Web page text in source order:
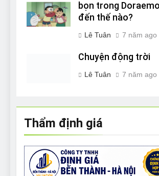
bọn trong
đến thế nào?
Lê Tuân 7 năm ago
Chuyện động trời
Lê Tuân 7 năm ago
Thẩm định giá